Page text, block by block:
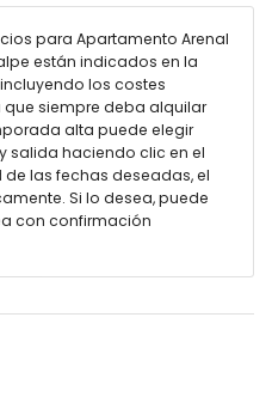
del apartamento
Bol (a menos de 200 metros
metros del apartamento
Altet (Alicante) (a menos de 100
autobús a menos de 100
para Apartamento Arenal
están indicados en la
los costes
siempre deba alquilar
alta puede elegir
salida haciendo clic en el
las fechas deseadas, el
Si lo desea, puede
con confirmación